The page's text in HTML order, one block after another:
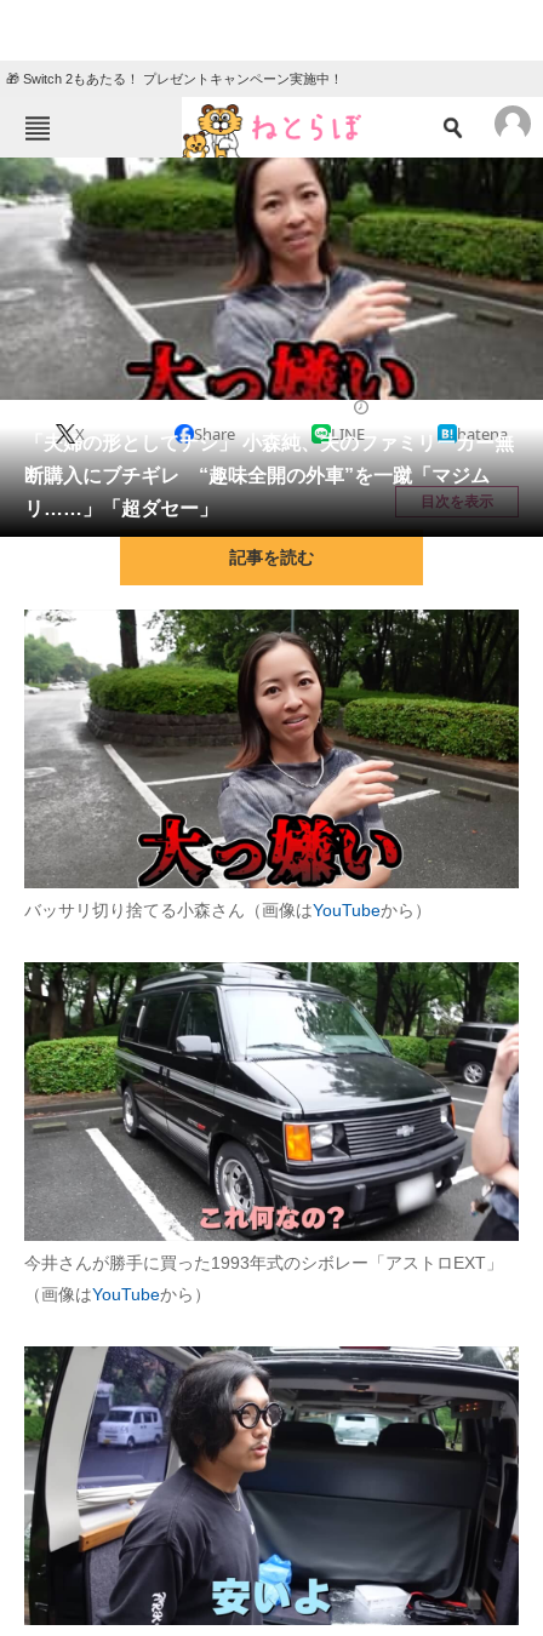
🎁 Switch 2もあたる！ プレゼントキャンペーン実施中！
ねとらぼメニュー
TOP ニュース
エンタメ クイズ
グルメ 地域
住まい 教育・育児
リサーチ
会員記事
メディア
注目記事を集めた総合ページ
スマホと通信の最新トレンド
進化するPCとデバイスの未来
好きが集まる 比べて選べる
ビジネスと働き方のヒント
AI活用のいまが分かる
企業ITのトレンドを詳説
経営リーダーのコミュニティ
マーケ×ITの今がよく分かる
ITエンジニア向け専門サイト
企業向けIT製品の総合サイト
IT製品の技術・比較・事例
製造業のIT導入・活用を支援
モノづくり技術者専門サイト
電子設計の基本と応用
エネルギーの専門メディア
建設×テクノロジーの最前線
ちょっと気になるネットの話題
「夫婦の形としてナシ」 小森純、夫のファミリーカー無
断購入にブチギレ “趣味全開の外車”を一蹴「マジム
リ……」「超ダセー」
X Share LINE hatena
目次を表示
記事を読む
バッサリ切り捨てる小森さん（画像はYouTubeから）
今井さんが勝手に買った1993年式のシボレー「アストロEXT」
（画像はYouTubeから）